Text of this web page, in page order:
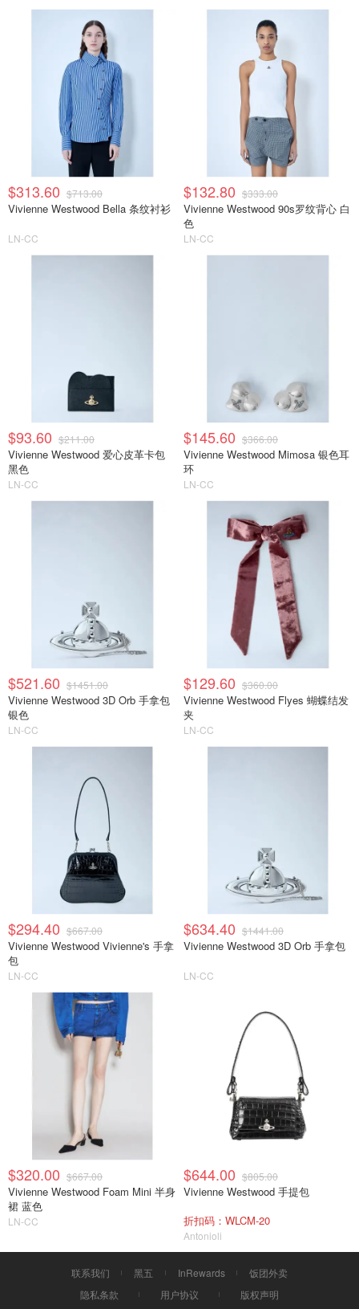
$313.60 $713.00
Vivienne Westwood Bella 条纹衬衫
LN-CC
$132.80 $333.00
Vivienne Westwood 90s罗纹背心 白
色
LN-CC
$93.60 $211.00
Vivienne Westwood 爱心皮革卡包
黑色
LN-CC
$145.60 $366.00
Vivienne Westwood Mimosa 银色耳
环
LN-CC
$521.60 $1451.00
Vivienne Westwood 3D Orb 手拿包
银色
LN-CC
$129.60 $360.00
Vivienne Westwood Flyes 蝴蝶结发
夹
LN-CC
$294.40 $667.00
Vivienne Westwood Vivienne's 手拿
包
LN-CC
$634.40 $1441.00
Vivienne Westwood 3D Orb 手拿包
LN-CC
$320.00 $667.00
Vivienne Westwood Foam Mini 半身
裙 蓝色
LN-CC
$644.00 $805.00
Vivienne Westwood 手提包
折扣码：WLCM-20
Antonioli
联系我们 黑五 InRewards
饭团外卖
隐私条款
用户协议 版权声明